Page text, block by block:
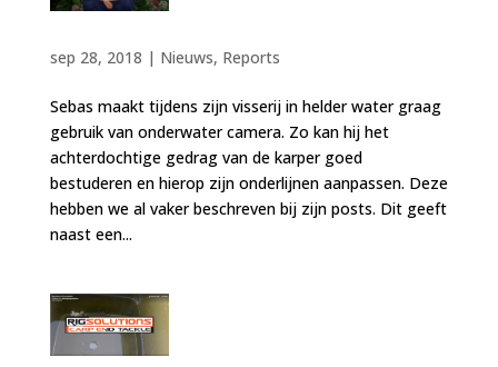
sep 28, 2018 | Nieuws, Reports
Sebas maakt tijdens zijn visserij in helder water graag
gebruik van onderwater camera. Zo kan hij het
achterdochtige gedrag van de karper goed
bestuderen en hierop zijn onderlijnen aanpassen. Deze
hebben we al vaker beschreven bij zijn posts. Dit geeft
naast een...